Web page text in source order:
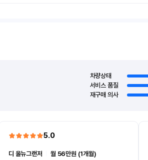
차량상태
서비스 품질
재구매 의사
5.0
디 올뉴그랜저 ㅣ월 56만원 (1개월)